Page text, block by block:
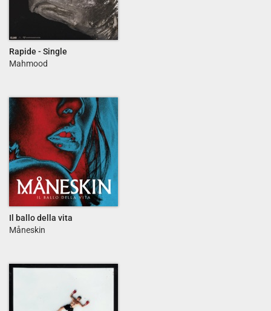
Rapide - Single
Mahmood
Il ballo della vita
Måneskin